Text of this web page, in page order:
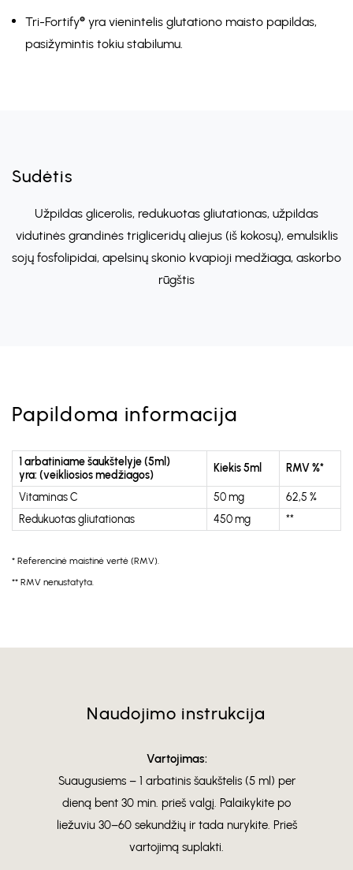
Tri-Fortify® yra vienintelis glutationo maisto papildas,
pasižymintis tokiu stabilumu.
Sudėtis
Užpildas glicerolis, redukuotas gliutationas, užpildas
vidutinės grandinės trigliceridų aliejus (iš kokosų), emulsiklis
sojų fosfolipidai, apelsinų skonio kvapioji medžiaga, askorbo
rūgštis
Papildoma informacija
1 arbatiniame šaukštelyje (5ml)
yra: (veikliosios medžiagos)
Kiekis 5ml RMV %*
Vitaminas C 50 mg
62,5 %
Redukuotas gliutationas
450 mg **
* Referencinė maistinė vertė (RMV).
** RMV nenustatyta.
Naudojimo instrukcija
Vartojimas:
Suaugusiems – 1 arbatinis šaukštelis (5 ml) per
dieną bent 30 min. prieš valgį. Palaikykite po
liežuviu 30–60 sekundžių ir tada nurykite. Prieš
vartojimą suplakti.